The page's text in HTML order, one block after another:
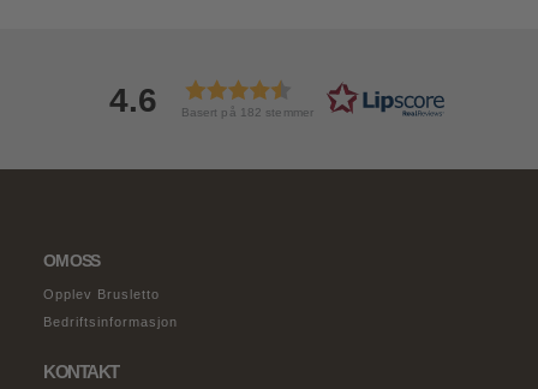
4.6 Basert på 182 stemmer
OM OSS
Opplev Brusletto
Bedriftsinformasjon
KONTAKT